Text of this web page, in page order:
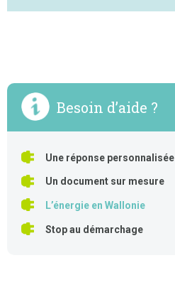
Besoin d’aide ?
Une réponse personnalisée
Un document sur mesure
L’énergie en Wallonie
Stop au démarchage